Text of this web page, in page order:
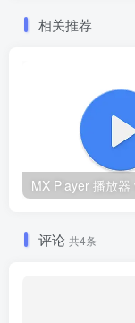
相关推荐
评论 共4条